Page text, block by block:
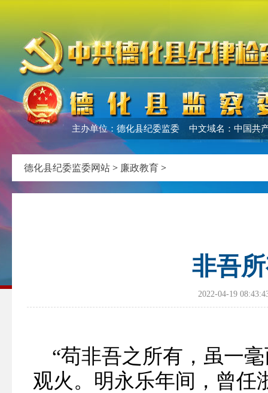
主办单位：德化县纪委监委 中文域名：中国共
德化县纪委监委网站 > 廉政教育 >
非吾
2022-04-19
“苟非吾之所有，虽一
观火。明永乐年间，曾任